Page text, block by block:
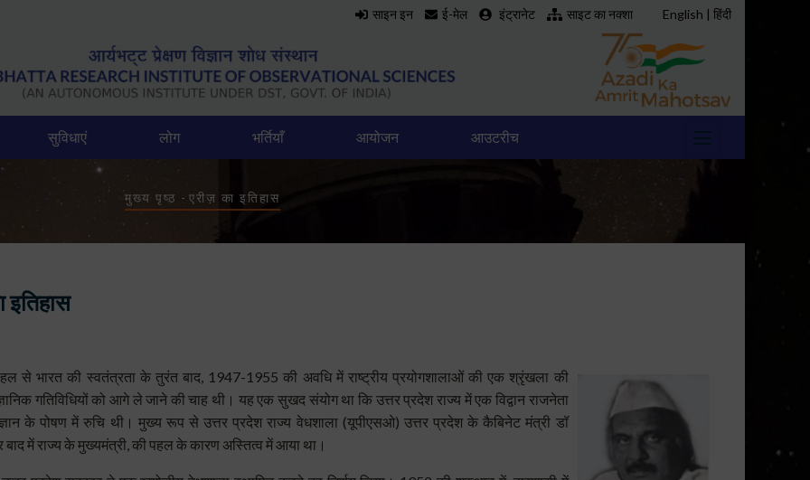
साइन इन ई-मेल इंट्रानेट साइट का नक्शा English | हिंदी
सुविधाएं लोग भर्तियाँ आयोजन आउटरीच
Breadcrumb
मुख्य पृष्ठ - एरीज़ का इतिहास
इतिहास
से भारत की स्वतंत्रता के तुरंत बाद, 1947-1955 की अवधि में राष्ट्रीय प्रयोगशालाओं की एक श्रृंखला की
गतिविधियों को आगे ले जाने की चाह थी। यह एक सुखद संयोग था कि उत्तर प्रदेश राज्य में एक विद्वान राजनेता
के पोषण में रुचि थी। मुख्य रूप से उत्तर प्रदेश राज्य वेधशाला (यूपीएसओ) उत्तर प्रदेश के कैबिनेट मंत्री डॉ
बाद में राज्य के मुख्यमंत्री, की पहल के कारण अस्तित्व में आया था।